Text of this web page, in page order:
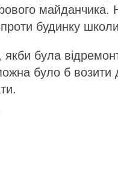
будинку
була
було б возити